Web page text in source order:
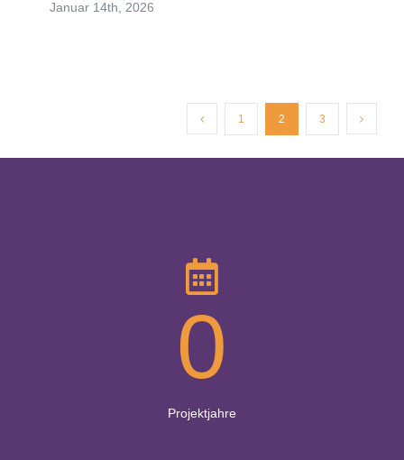
Januar 14th, 2026
1 2 3
0
Projektjahre